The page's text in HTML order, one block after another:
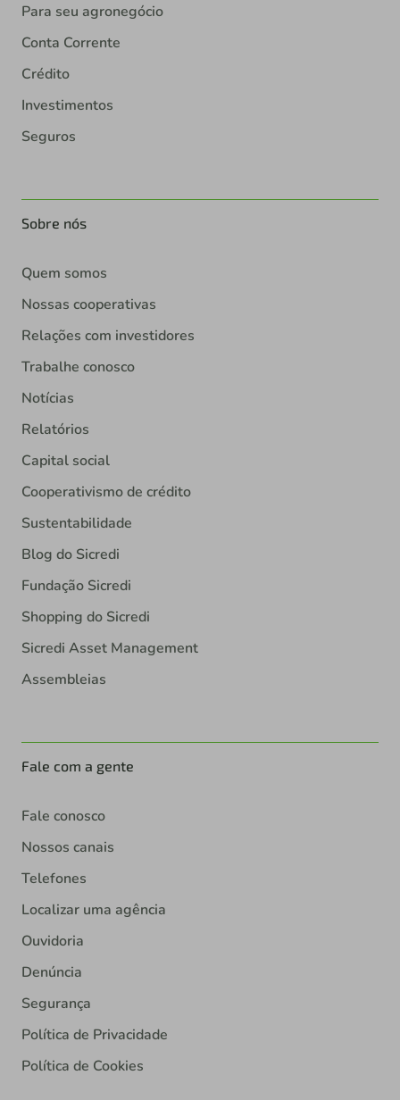
Para seu agronegócio
Conta Corrente
Crédito
Investimentos
Seguros
Sobre nós
Quem somos
Nossas cooperativas
Relações com investidores
Trabalhe conosco
Notícias
Relatórios
Capital social
Cooperativismo de crédito
Sustentabilidade
Blog do Sicredi
Fundação Sicredi
Shopping do Sicredi
Sicredi Asset Management
Assembleias
Fale com a gente
Fale conosco
Nossos canais
Telefones
Localizar uma agência
Ouvidoria
Denúncia
Segurança
Política de Privacidade
Política de Cookies